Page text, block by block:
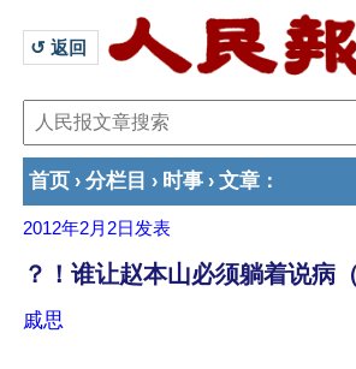
↺ 返回
首页 › 分栏目 › 时事 › 文章 ：
2012年2月2日 发表
？！谁让赵本山必须躺着说病（
戚思